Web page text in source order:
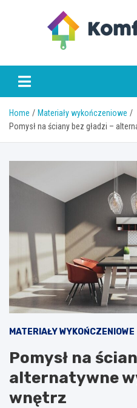
Home
Materiały wykończeniowe
Pomysł na ściany bez gładzi –
MATERIAŁY WYKOŃCZENIOWE
Pomysł na
alternatywne
wnętrz